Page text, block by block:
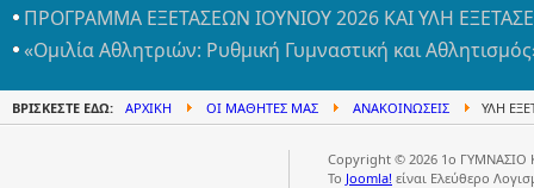
ΠΡΟΓΡΑΜΜΑ ΕΞΕΤΑΣΕΩΝ ΙΟΥΝΙΟΥ 2026 ΚΑΙ ΥΛΗ
«Ομιλία Αθλητριών: Ρυθμική Γυμναστική και
ΒΡΊΣΚΕΣΤΕ ΕΔΏ: ΑΡΧΙΚΉ ΟΙ ΜΑΘΗΤΈΣ ΜΑΣ ΑΝΑΚΟΙΝΏΣΕΙΣ ΥΛΗ
Copyright © 2026 1ο ΓΥΜΝΑΣΙΟ
Το Joomla! είναι Ελεύθερο